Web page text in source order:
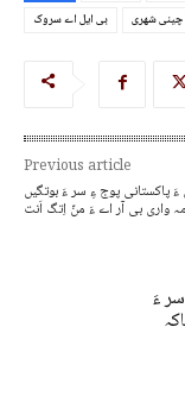
بی ایل اے سروک
چینی شھری
Previous article
ءَ پاکستانی پوج ءِ سر ءَ بوتگیں
واری بی آر اے ءَ منّ اِتگ اَنت
ءَ